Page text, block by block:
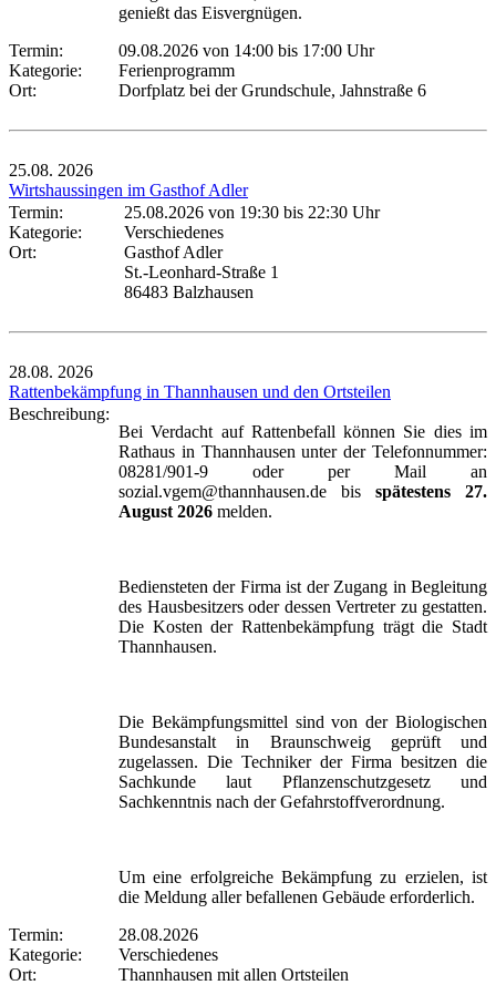
genießt das Eisvergnügen.
Termin:
09.08.2026 von 14:00 bis 17:00 Uhr
Kategorie:
Ferienprogramm
Ort:
Dorfplatz bei der Grundschule, Jahnstraße 6
25.08. 2026
Wirtshaussingen im Gasthof Adler
Termin:
25.08.2026 von 19:30 bis 22:30 Uhr
Kategorie:
Verschiedenes
Ort:
Gasthof Adler
St.-Leonhard-Straße 1
86483 Balzhausen
28.08. 2026
Rattenbekämpfung in Thannhausen und den Ortsteilen
Beschreibung:
Bei Verdacht auf Rattenbefall können Sie dies im
Rathaus in Thannhausen unter der Telefonnummer:
08281/901-9 oder per Mail an
sozial.vgem@thannhausen.de bis spätestens 27.
August 2026 melden.
Bediensteten der Firma ist der Zugang in Begleitung
des Hausbesitzers oder dessen Vertreter zu gestatten.
Die Kosten der Rattenbekämpfung trägt die Stadt
Thannhausen.
Die Bekämpfungsmittel sind von der Biologischen
Bundesanstalt in Braunschweig geprüft und
zugelassen. Die Techniker der Firma besitzen die
Sachkunde laut Pflanzenschutzgesetz und
Sachkenntnis nach der Gefahrstoffverordnung.
Um eine erfolgreiche Bekämpfung zu erzielen, ist
die Meldung aller befallenen Gebäude erforderlich.
Termin:
28.08.2026
Kategorie:
Verschiedenes
Ort:
Thannhausen mit allen Ortsteilen